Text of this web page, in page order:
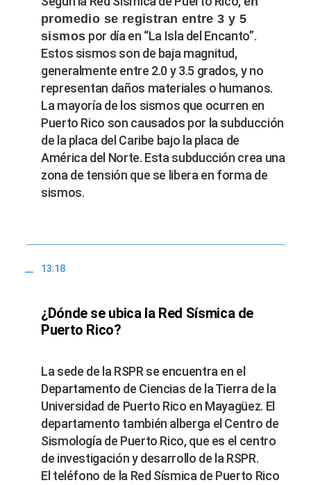
promedio se registran entre 3 y 5
sismos por día en “La Isla del Encanto”.
Estos sismos son de baja magnitud,
generalmente entre 2.0 y 3.5 grados, y no
representan daños materiales o humanos.
La mayoría de los sismos que ocurren en
Puerto Rico son causados por la subducción
de la placa del Caribe bajo la placa de
América del Norte. Esta subducción crea una
zona de tensión que se libera en forma de
sismos.
13:18
¿Dónde se ubica la Red Sísmica de
Puerto Rico?
La sede de la RSPR se encuentra en el
Departamento de Ciencias de la Tierra de la
Universidad de Puerto Rico en Mayagüez. El
departamento también alberga el Centro de
Sismología de Puerto Rico, que es el centro
de investigación y desarrollo de la RSPR.
El teléfono de la Red Sísmica de Puerto Rico